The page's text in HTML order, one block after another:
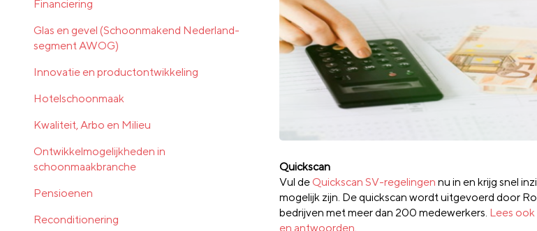
Quickscan
Vul de Quickscan SV-regelingen nu in en krijg snel
mogelijk zijn. Dequickscan wordtuitgevoerd door
bedrijven met meer dan 200 medewerkers. Lees ook
en antwoorden.
Financiering
Glas en gevel (Schoonmakend Nederland-
segment AWOG)
Innovatie en productontwikkeling
Hotelschoonmaak
Kwaliteit, Arbo en Milieu
Ontwikkelmogelijkheden in
schoonmaakbranche
Pensioenen
Reconditionering